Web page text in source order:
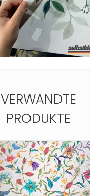
VERWANDTE
PRODUKTE